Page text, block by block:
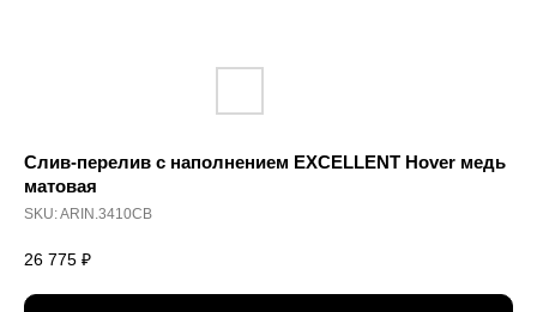
Слив-перелив с наполнением EXCELLENT Hover медь
матовая
SKU:ARIN.3410CB
26 775 ₽